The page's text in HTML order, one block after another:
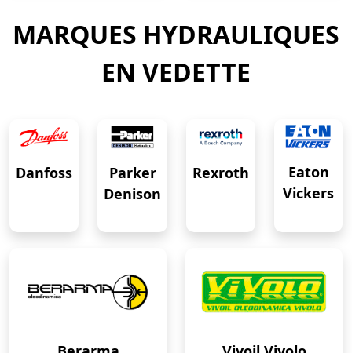
MARQUES HYDRAULIQUES
EN VEDETTE
Danfoss
Parker
Denison
Rexroth
Eaton
Vickers